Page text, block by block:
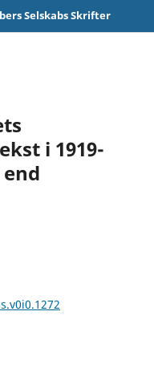
Selskabs Skrifter
i 1919-